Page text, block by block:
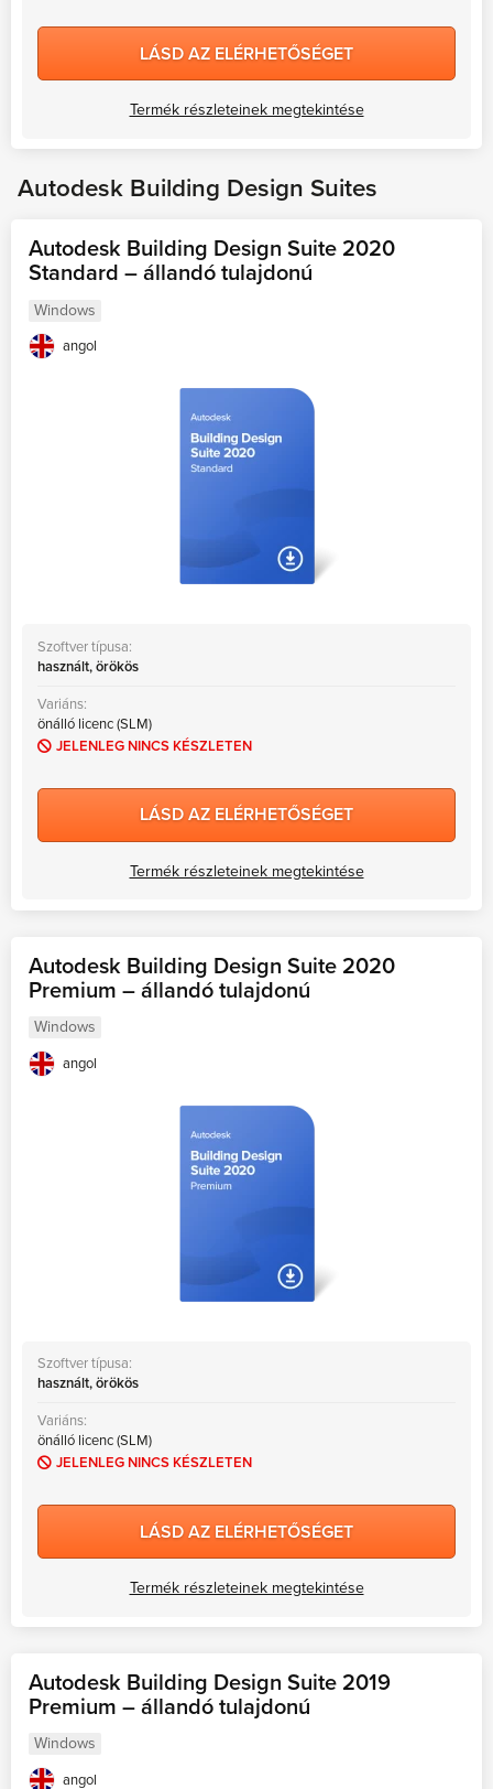
LÁSD AZ ELÉRHETŐSÉGET
Termék részleteinek megtekintése
Autodesk Building Design Suites
Autodesk Building Design Suite 2020
Standard – állandó tulajdonú
Windows
angol
Szoftver típusa:
használt, örökös
Variáns:
önálló licenc (SLM)
JELENLEG NINCS KÉSZLETEN
LÁSD AZ ELÉRHETŐSÉGET
Termék részleteinek megtekintése
Autodesk Building Design Suite 2020
Premium – állandó tulajdonú
Windows
angol
Szoftver típusa:
használt, örökös
Variáns:
önálló licenc (SLM)
JELENLEG NINCS KÉSZLETEN
LÁSD AZ ELÉRHETŐSÉGET
Termék részleteinek megtekintése
Autodesk Building Design Suite 2019
Premium – állandó tulajdonú
Windows
angol